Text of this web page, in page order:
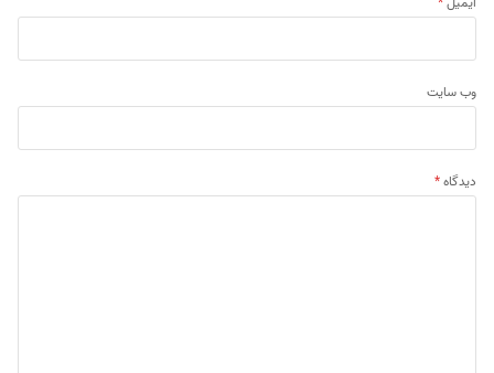
وب‌ سایت
دیدگاه*